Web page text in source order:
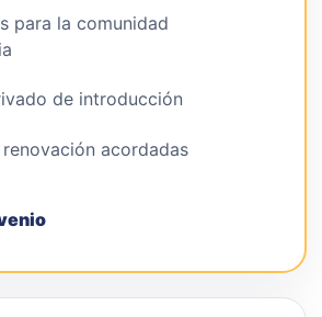
para la comunidad
de introducción
acordadas